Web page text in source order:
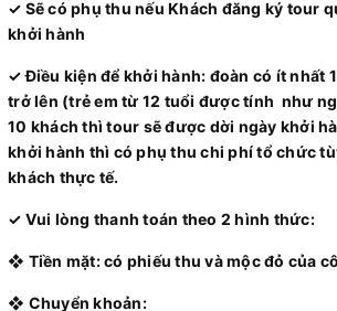
✓ Sẽ có phụ thu nếu Khách đăng ký tour
khởi hành
✓ Điều kiện để khởi hành: đoàn có ít nhất
trở lên (trẻ em từ 12 tuổi được tính như
10 khách thì tour sẽ được dời ngày khởi
khởi hành thì có phụ thu chi phí tổ chức
khách thực tế.
✓ Vui lòng thanh toán theo 2 hình thức:
❖ Tiền mặt: có phiếu thu và mộc đỏ của
❖ Chuyển khoản: